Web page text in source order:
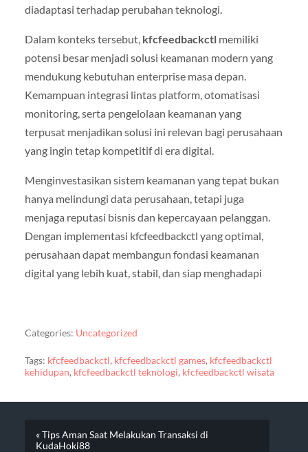
diadaptasi terhadap perubahan teknologi.
Dalam konteks tersebut, kfcfeedbackctlmemiliki
potensi besar menjadi solusi keamanan modern yang
mendukung kebutuhan enterprise masa depan.
Kemampuan integrasi lintas platform, otomatisasi
monitoring, serta pengelolaan keamanan yang
terpusat menjadikan solusi ini relevan bagi perusahaan
yang ingin tetap kompetitif di era digital.
Menginvestasikan sistem keamanan yang tepat bukan
hanya melindungi data perusahaan, tetapi juga
menjaga reputasi bisnis dan kepercayaan pelanggan.
Dengan implementasi kfcfeedbackctl yang optimal,
perusahaan dapat membangun fondasi keamanan
digital yang lebih kuat, stabil, dan siap menghadapi
Categories: Uncategorized
Tags: kfcfeedbackctl, kfcfeedbackctl games, kfcfeedbackctl
kehidupan, kfcfeedbackctl teknologi, kfcfeedbackctl wisata
« Tips Aman Saat Melakukan Transaksi di
KudaHoki88